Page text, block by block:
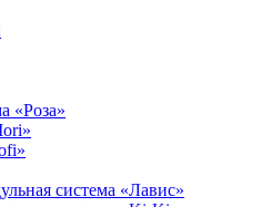
«Роза»
система «Лавис»